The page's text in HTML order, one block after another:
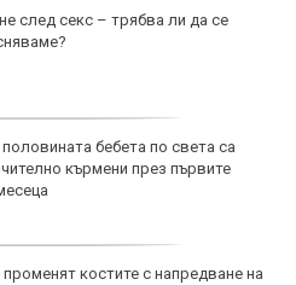
след секс – трябва ли да се
бебета по света са
кърмени през първите
променят костите с напредване на